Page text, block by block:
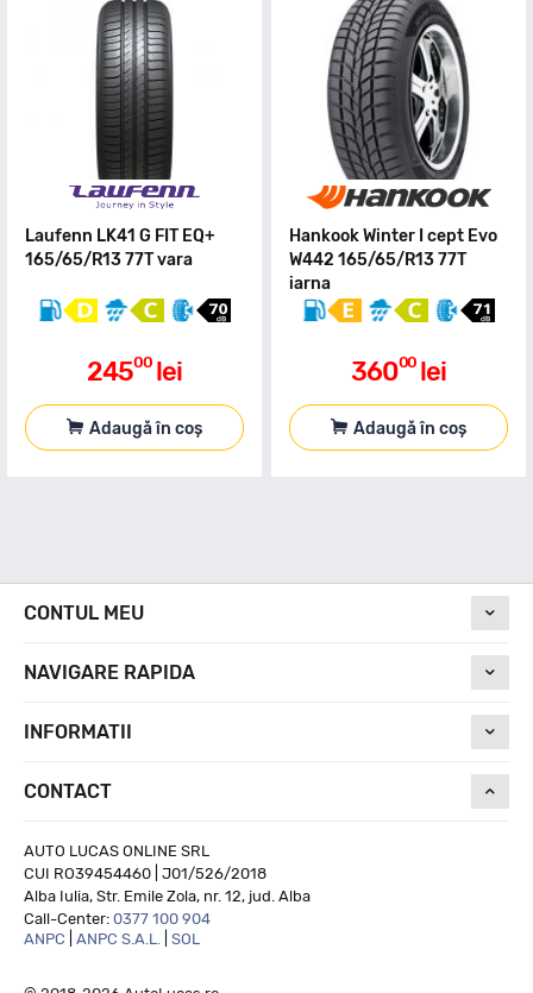
Laufenn LK41 G FIT EQ+
165/65/R13 77T vara
24500 lei
Adaugă în coș
Hankook Winter I cept Evo
W442 165/65/R13 77T
iarna
36000 lei
Adaugă în coș
CONTUL MEU
NAVIGARE RAPIDA
INFORMATII
CONTACT
AUTO LUCAS ONLINE SRL
CUI RO39454460 | J01/526/2018
Alba Iulia, Str. Emile Zola, nr. 12, jud. Alba
Call-Center: 0377 100 904
ANPC
ANPC S.A.L. SOL